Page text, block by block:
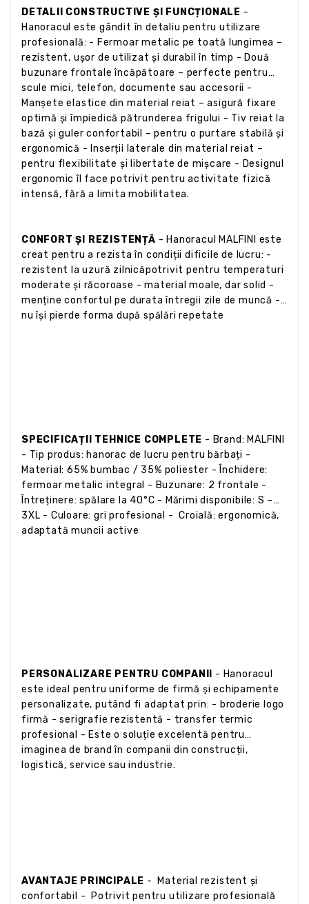
DETALII CONSTRUCTIVE ȘI FUNCȚIONALE -
Hanoracul este gândit în detaliu pentru utilizare
profesională: - Fermoar metalic pe toată lungimea –
rezistent, ușor de utilizat și durabil în timp - Două
buzunare frontale încăpătoare – perfecte pentru
scule mici, telefon, documente sau accesorii -
Manșete elastice din material reiat – asigură fixare
optimă și împiedică pătrunderea frigului - Tiv reiat la
bază și guler confortabil – pentru o purtare stabilă și
ergonomică - Inserții laterale din material reiat –
pentru flexibilitate și libertate de mișcare - Designul
ergonomic îl face potrivit pentru activitate fizică
intensă, fără a limita mobilitatea.
CONFORT ȘI REZISTENȚĂ - Hanoracul MALFINI este
creat pentru a rezista în condiții dificile de lucru: -
rezistent la uzură zilnicăpotrivit pentru temperaturi
moderate și răcoroase - material moale, dar solid -
menține confortul pe durata întregii zile de muncă -
nu își pierde forma după spălări repetate
SPECIFICAȚII TEHNICE COMPLETE - Brand: MALFINI
- Tip produs: hanorac de lucru pentru bărbați -
Material: 65% bumbac / 35% poliester - Închidere:
fermoar metalic integral - Buzunare: 2 frontale -
Întreținere: spălare la 40°C - Mărimi disponibile: S –
3XL - Culoare: gri profesional - Croială: ergonomică,
adaptată muncii active
PERSONALIZARE PENTRU COMPANII
- Hanoracul
este ideal pentru uniforme de firmă și echipamente
personalizate, putând fi adaptat prin: - broderie logo
firmă - serigrafie rezistentă - transfer termic
profesional - Este o soluție excelentă pentru
imaginea de brand în companii din construcții,
logistică, service sau industrie.
AVANTAJE PRINCIPALE - Material rezistent și
confortabil - Potrivit pentru utilizare profesională